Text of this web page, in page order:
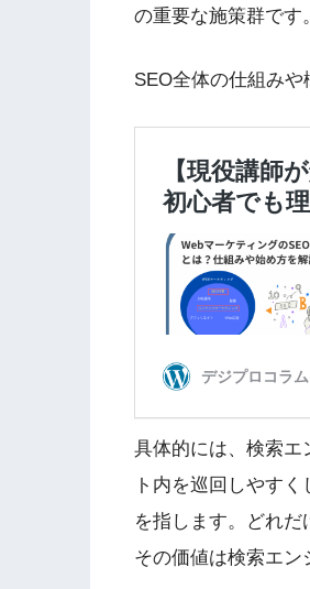
の重要な施策群です。
SEO全体の仕組みや
具体的には、検索エ
ト内を巡回しやす
を指します。どれだ
その価値は検索エン